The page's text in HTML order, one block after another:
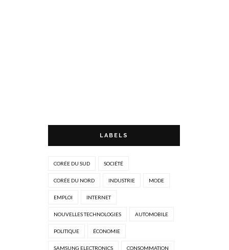
LABELS
CORÉE DU SUD SOCIÉTÉ
CORÉE DU NORD INDUSTRIE MODE
EMPLOI INTERNET
NOUVELLES TECHNOLOGIES AUTOMOBILE
POLITIQUE ÉCONOMIE
SAMSUNG ELECTRONICS CONSOMMATION